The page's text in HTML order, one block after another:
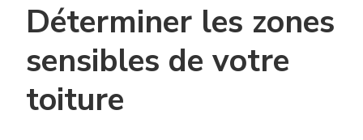
Déterminer les zones
sensibles de votre
toiture